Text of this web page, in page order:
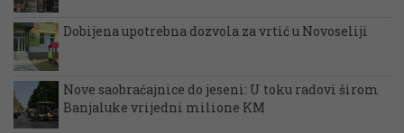
Dobijena upotrebna dozvola za vrtić u Novoseliji
Nove saobraćajnice do jeseni: U toku radovi širom
Banjaluke vrijedni milione KM